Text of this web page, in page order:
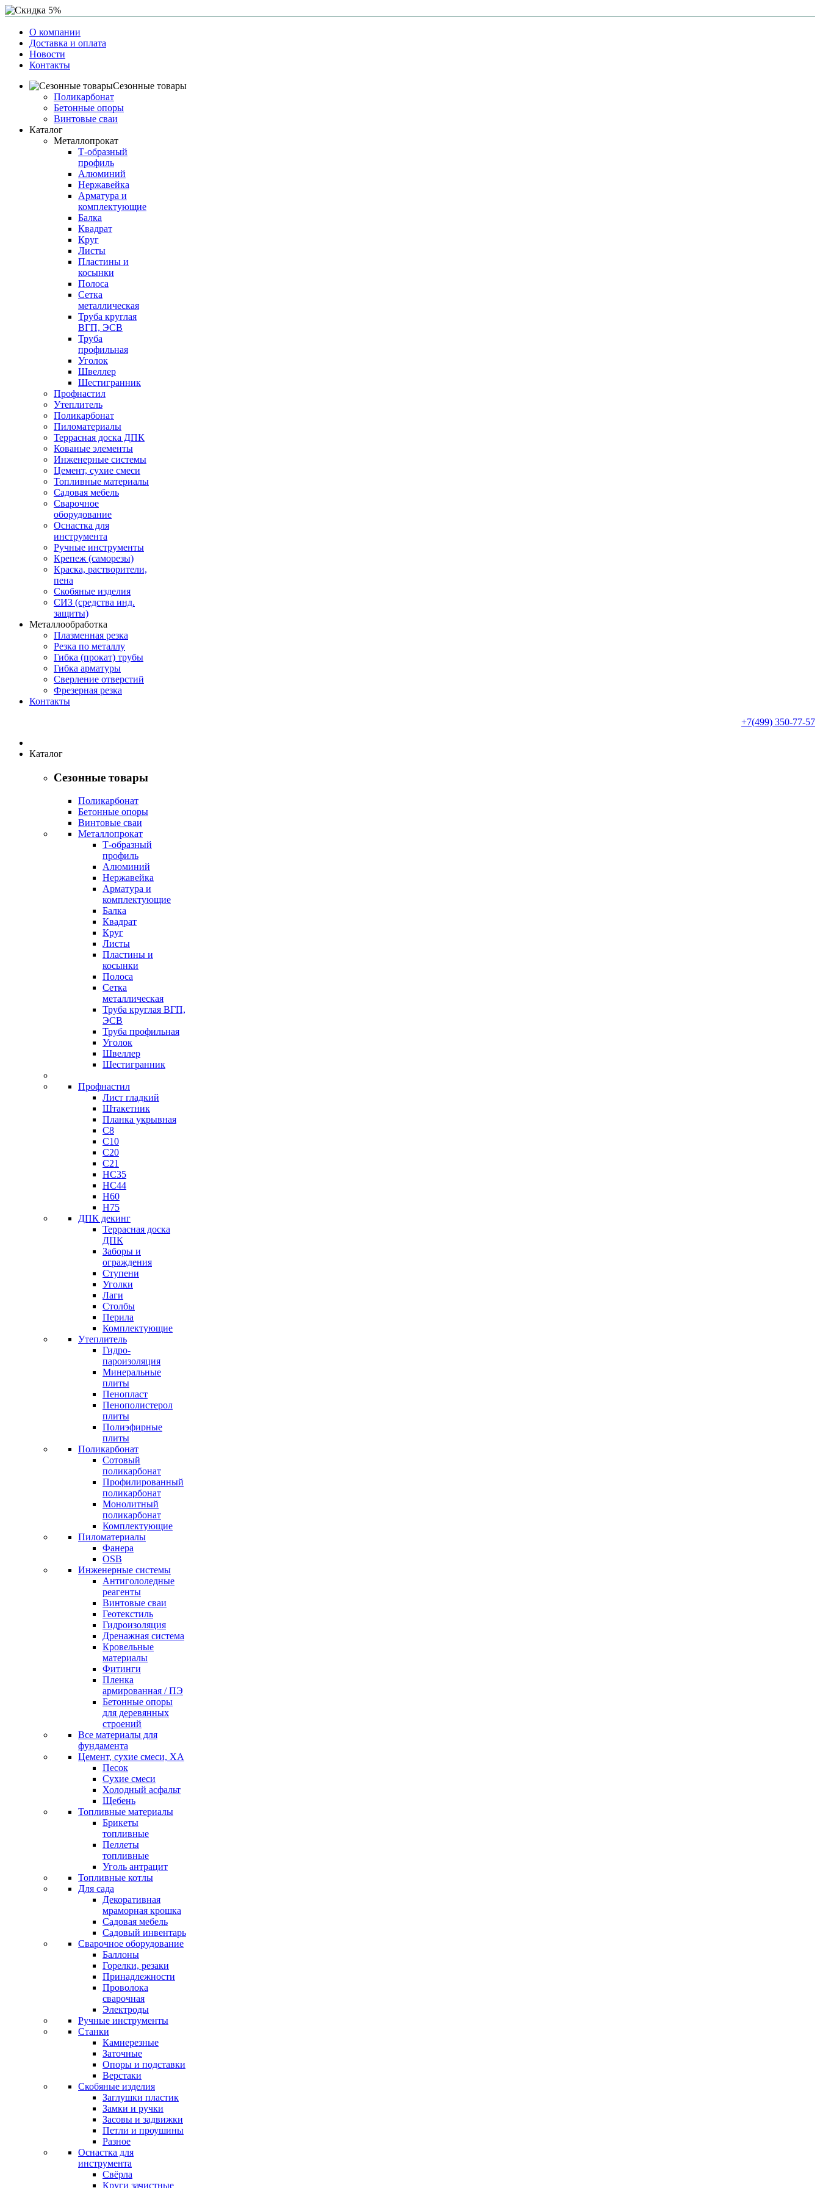
О компании
Доставка и оплата
Новости
Контакты
Сезонные товары
Поликарбонат
Бетонные опоры
Винтовые сваи
Каталог
Металлопрокат
Т-образный
профиль
Алюминий
Нержавейка
Арматура и
комплектующие
Балка
Квадрат
Круг
Листы
Пластины и
косынки
Полоса
Сетка
металлическая
Труба круглая
ВГП, ЭСВ
Труба
профильная
Уголок
Швеллер
Шестигранник
Профнастил
Утеплитель
Поликарбонат
Пиломатериалы
Террасная доска ДПК
Кованые элементы
Инженерные системы
Цемент, сухие смеси
Топливные материалы
Садовая мебель
Сварочное
оборудование
Оснастка для
инструмента
Ручные инструменты
Крепеж (саморезы)
Краска, растворители,
пена
Скобяные изделия
СИЗ (средства инд.
защиты)
Металлообработка
Плазменная резка
Резка по металлу
Гибка (прокат) трубы
Гибка арматуры
Сверление отверстий
Фрезерная резка
Контакты
+7(499) 350-77-57
Каталог
Сезонные товары
Поликарбонат
Бетонные опоры
Винтовые сваи
Металлопрокат
Т-образный
профиль
Алюминий
Нержавейка
Арматура и
комплектующие
Балка
Квадрат
Круг
Листы
Пластины и
косынки
Полоса
Сетка
металлическая
Труба круглая ВГП,
ЭСВ
Труба профильная
Уголок
Швеллер
Шестигранник
Профнастил
Лист гладкий
Штакетник
Планка укрывная
C8
C10
C20
C21
НС35
HC44
H60
H75
ДПК декинг
Террасная доска
ДПК
Заборы и
ограждения
Ступени
Уголки
Лаги
Столбы
Перила
Комплектующие
Утеплитель
Гидро-
пароизоляция
Минеральные
плиты
Пенопласт
Пенополистерол
плиты
Полиэфирные
плиты
Поликарбонат
Сотовый
поликарбонат
Профилированный
поликарбонат
Монолитный
поликарбонат
Комплектующие
Пиломатериалы
Фанера
OSB
Инженерные системы
Антигололедные
реагенты
Винтовые сваи
Геотекстиль
Гидроизоляция
Дренажная система
Кровельные
материалы
Фитинги
Пленка
армированная / ПЭ
Бетонные опоры
для деревянных
строений
Все материалы для
фундамента
Цемент, сухие смеси, ХА
Песок
Сухие смеси
Холодный асфальт
Щебень
Топливные материалы
Брикеты
топливные
Пеллеты
топливные
Уголь антрацит
Топливные котлы
Для сада
Декоративная
мраморная крошка
Садовая мебель
Садовый инвентарь
Сварочное оборудование
Баллоны
Горелки, резаки
Принадлежности
Проволока
сварочная
Электроды
Ручные инструменты
Станки
Камнерезные
Заточные
Опоры и подставки
Верстаки
Скобяные изделия
Заглушки пластик
Замки и ручки
Засовы и задвижки
Петли и проушины
Разное
Оснастка для
инструмента
Свёрла
Круги зачистные